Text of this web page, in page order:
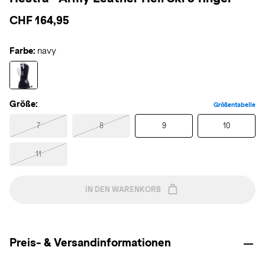
CHF 164,95
Farbe: navy
Größe: Größentabelle
7 8 9 10
11
IN DEN WARENKORB
Preis- & Versandinformationen